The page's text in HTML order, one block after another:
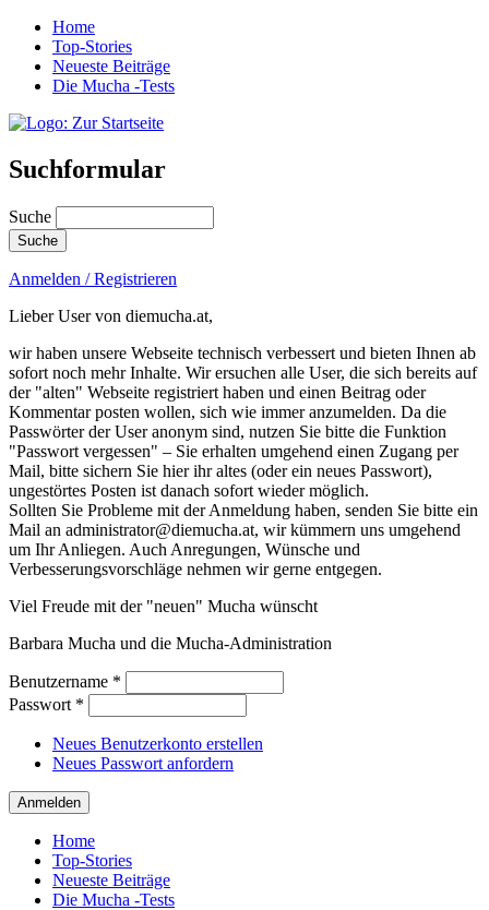
Home
Top-Stories
Neueste Beiträge
Die Mucha -Tests
Suchformular
Suche
Anmelden / Registrieren
Lieber User von diemucha.at,
wir haben unsere Webseite technisch verbessert und bieten Ihnen ab
sofort noch mehr Inhalte. Wir ersuchen alle User, die sich bereits auf
der "alten" Webseite registriert haben und einen Beitrag oder
Kommentar posten wollen, sich wie immer anzumelden. Da die
Passwörter der User anonym sind, nutzen Sie bitte die Funktion
"Passwort vergessen" – Sie erhalten umgehend einen Zugang per
Mail, bitte sichern Sie hier ihr altes (oder ein neues Passwort),
ungestörtes Posten ist danach sofort wieder möglich.
Sollten Sie Probleme mit der Anmeldung haben, senden Sie bitte ein
Mail an administrator@diemucha.at, wir kümmern uns umgehend
um Ihr Anliegen. Auch Anregungen, Wünsche und
Verbesserungsvorschläge nehmen wir gerne entgegen.
Viel Freude mit der "neuen" Mucha wünscht
Barbara Mucha und die Mucha-Administration
Benutzername *
Passwort *
Neues Benutzerkonto erstellen
Neues Passwort anfordern
Home
Top-Stories
Neueste Beiträge
Die Mucha -Tests